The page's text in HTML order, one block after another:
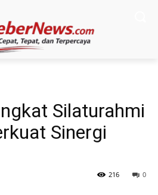
Silaturahmi
Sinergi
0
216